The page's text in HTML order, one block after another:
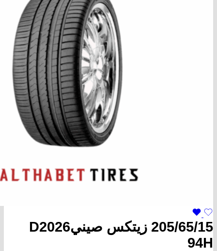
205/65/15 زيتكس صينيD2026
94H